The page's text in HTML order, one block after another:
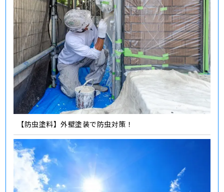
【防虫塗料】外壁塗装で防虫対策！